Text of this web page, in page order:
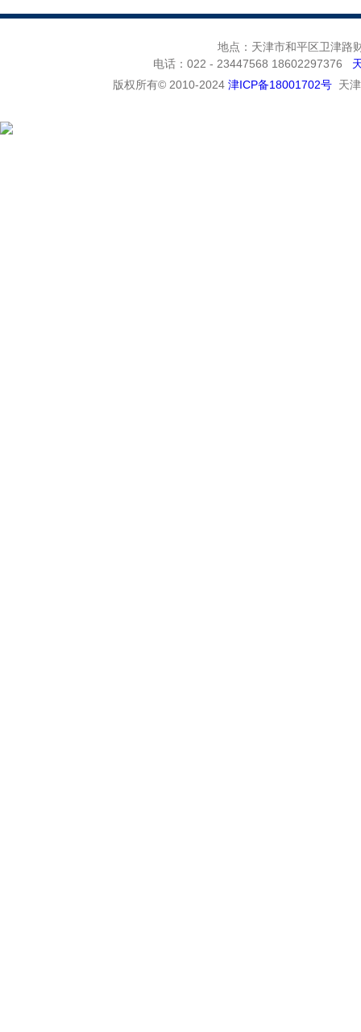
地点：天津市和平区卫津
电话：022 - 23447568 18602297376
版权所有© 2010-2024 津ICP备18001702号 天